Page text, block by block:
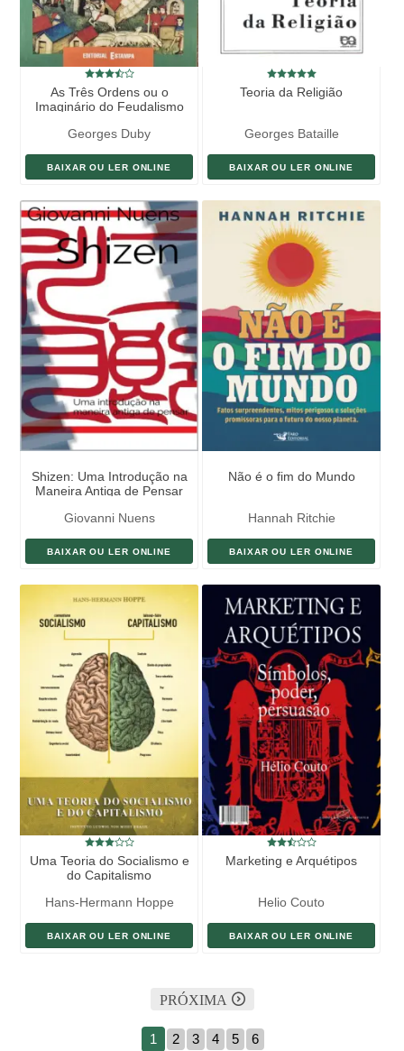
As Três Ordens ou o
Imaginário do Feudalismo
Georges Duby
BAIXAR OU LER ONLINE
Teoria da Religião
Georges Bataille
BAIXAR OU LER ONLINE
Shizen: Uma Introdução na
Maneira Antiga de Pensar
Giovanni Nuens
BAIXAR OU LER ONLINE
Não é o fim do Mundo
Hannah Ritchie
BAIXAR OU LER ONLINE
Uma Teoria do Socialismo e
do Capitalismo
Hans-Hermann Hoppe
BAIXAR OU LER ONLINE
Marketing e Arquétipos
Helio Couto
BAIXAR OU LER ONLINE
PRÓXIMA
1 2 3 4 5 6